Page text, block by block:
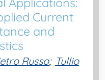
Current
and
Russo; Tullio